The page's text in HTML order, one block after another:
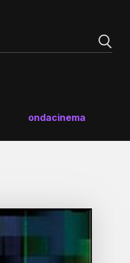
ondacinema